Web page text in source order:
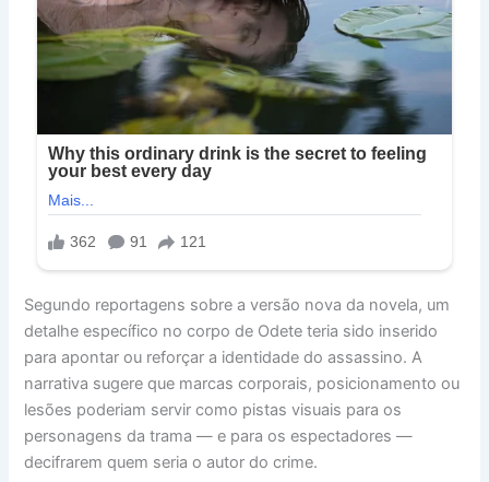
Segundo reportagens sobre a versão nova da novela, um
detalhe específico no corpo de Odete teria sido inserido
para apontar ou reforçar a identidade do assassino. A
narrativa sugere que marcas corporais, posicionamento ou
lesões poderiam servir como pistas visuais para os
personagens da trama — e para os espectadores —
decifrarem quem seria o autor do crime.